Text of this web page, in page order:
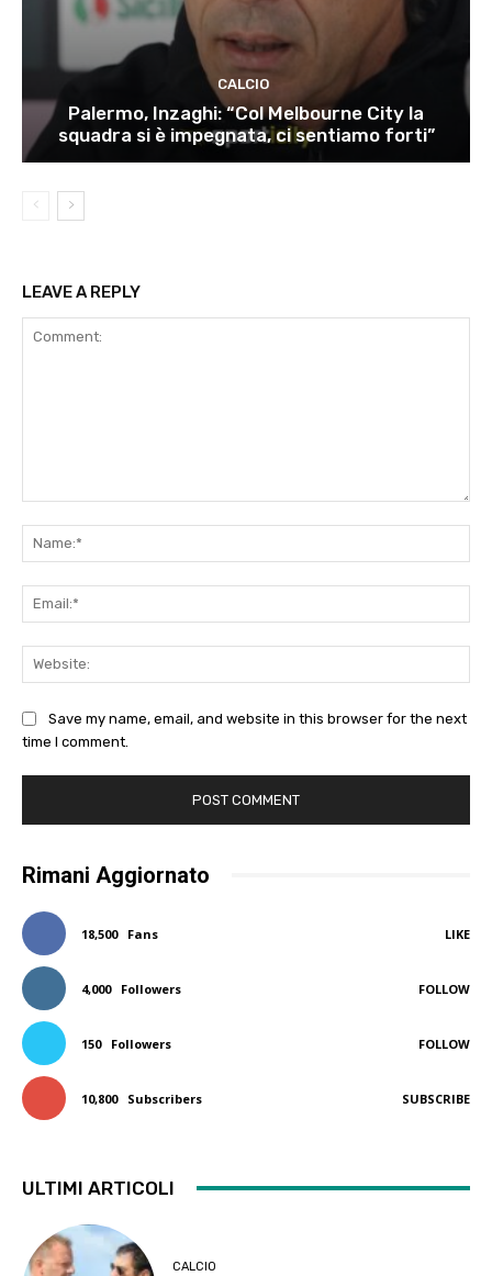
CALCIO
Palermo, Inzaghi: “Col Melbourne City la
squadra si è impegnata, ci sentiamo forti”
LEAVE A REPLY
Save my name, email, and website in this browser for the next
time I comment.
Rimani Aggiornato
18,500 Fans LIKE
4,000 Followers FOLLOW
150 Followers FOLLOW
10,800 Subscribers SUBSCRIBE
ULTIMI ARTICOLI
CALCIO